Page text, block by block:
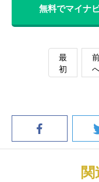
無料でマイナ
最
初